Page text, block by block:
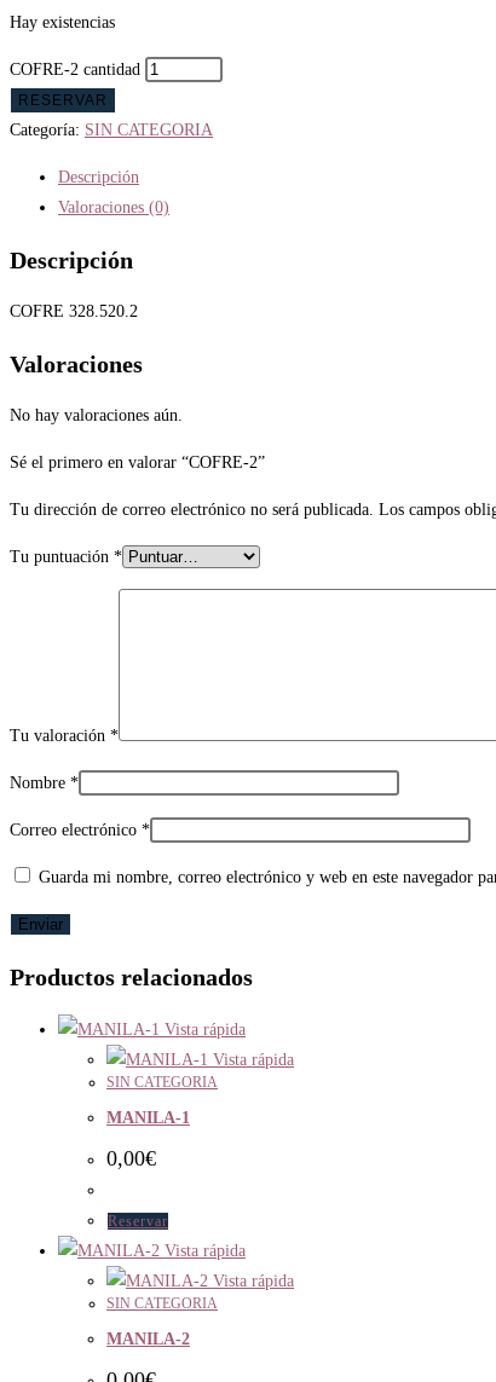
Hay existencias
COFRE-2 cantidad
RESERVAR
Categoría: SIN CATEGORIA
Descripción
Valoraciones (0)
Descripción
COFRE 328.520.2
Valoraciones
No hay valoraciones aún.
Sé el primero en valorar “COFRE-2”
Tu dirección de correo electrónico no será publicada. Los campos
Tu puntuación *
Tu valoración *
Nombre *
Correo electrónico *
Guarda mi nombre, correo electrónico y web en este navegador
Productos relacionados
Vista rápida
Vista rápida
SIN CATEGORIA
MANILA-1
0,00€
Reservar
Vista rápida
Vista rápida
SIN CATEGORIA
MANILA-2